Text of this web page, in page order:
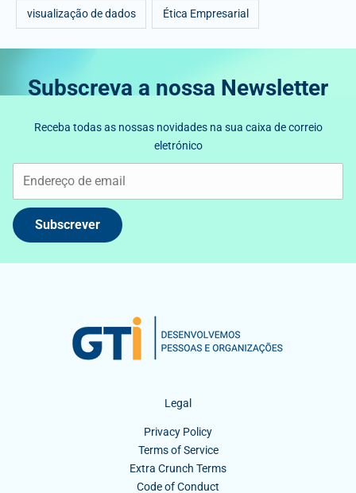
visualização de dados Ética Empresarial
Subscreva a nossa Newsletter
Receba todas as nossas novidades na sua caixa de correio
eletrónico
Subscrever
Legal
Privacy Policy
Terms of Service
Extra Crunch Terms
Code of Conduct